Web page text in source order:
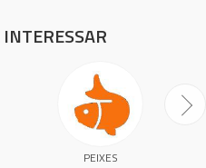
PEIXES